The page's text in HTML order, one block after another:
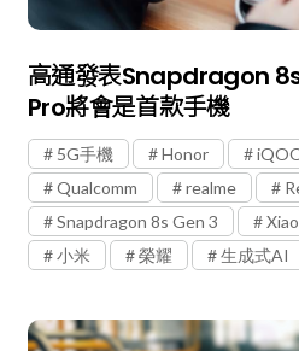
高通發表Snapdragon
Pro將會是首款手機
5G手機 Honor
Qualcomm
realme
Snapdragon 8s Gen 3
小米
榮耀 生成式AI